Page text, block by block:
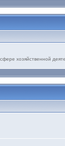
хозяйственной